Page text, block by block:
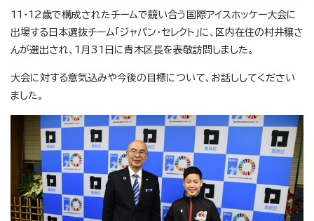
11・12歳で構成されたチームで競い合う国際アイスホッケー大会に
出場する日本選抜チーム「ジャパン・セレクト」に、区内在住の村井穣さ
んが選出され、1月31日に青木区長を表敬訪問しました。
大会に対する意気込みや今後の目標について、お話ししてください
ました。